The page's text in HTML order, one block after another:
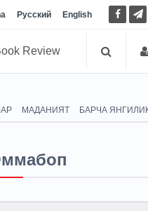
Русский English
Review
МАДАНИЯТ БАРЧА